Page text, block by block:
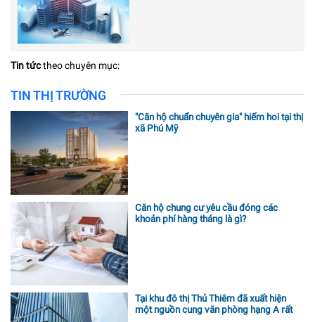
Tin tứctheo chuyên mục:
TIN THỊ TRƯỜNG
"Căn hộ chuẩn chuyên gia" hiếm hoi tại thị
xã Phú Mỹ
Căn hộ chung cư yêu cầu đóng các
khoản phí hàng tháng là gì?
Tại khu đô thị Thủ Thiêm đã xuất hiện
một nguồn cung văn phòng hạng A rất